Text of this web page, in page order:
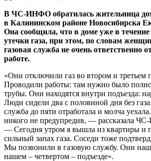
В ЧС-ИНФО обратилась жительница
в Калининском районе Новосибирска
Она сообщила, что в доме уже в течение
утечки газа, при этом, по словам
газовая служба не очень ответственно
работе.
«Они отключили газ во втором и третьем
Проводили работы: там нужно было
трубы. Они находятся внутри подъезда:
Люди сидели два с половиной дня без
служба до пяти отработала и молча
никого не предупредив, — рассказала
— Сегодня утром я вышла из квартиры и
сильный запах газа. Соседи тоже
Мы позвонили в газовую службу. Они
нашем – четвертом – подъезде».